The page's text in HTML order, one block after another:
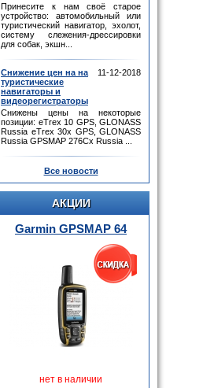
Принесите к нам своё старое
устройство: автомобильный или
туристический навигатор, эхолот,
систему слежения-дрессировки
для собак, экшн...
Снижение цен на на
туристические
навигаторы и
видеорегистраторы
11-12-2018
Снижены цены на некоторые
позиции: eTrex 10 GPS, GLONASS
Russia eTrex 30x GPS, GLONASS
Russia GPSMAP 276Cx Russia ...
Все новости
АКЦИИ
Garmin GPSMAP 64
нет в наличии